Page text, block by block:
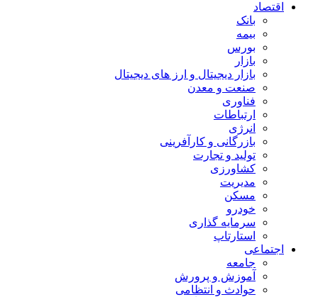
اقتصاد
بانک
بیمه
بورس
بازار
بازار دیجیتال و ارز های دیجیتال
صنعت و معدن
فناوری
ارتباطات
انرژی
بازرگانی و کارآفرینی
تولید و تجارت
کشاورزی
مدیریت
مسکن
خودرو
سرمایه گذاری
استارتاپ
اجتماعی
جامعه
آموزش و پرورش
حوادث و انتظامی